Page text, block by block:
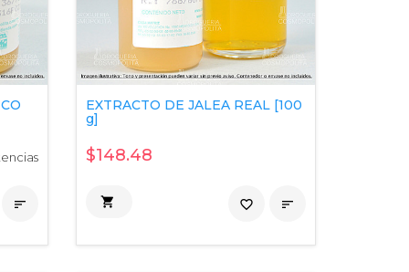

EXTRACTO DE JALEA REAL [100
g]
$148.48
 
favorite_border